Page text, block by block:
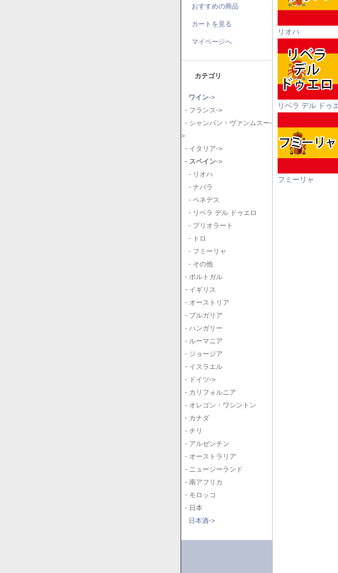
おすすめの商品
カートを見る
マイページへ
カテゴリ
ワイン->
- フランス->
- シャンパン・ヴァンムスー-
>
- イタリア->
- スペイン->
- リオハ
- ナバラ
- ペネデス
- リベラ デル ドゥエロ
- プリオラート
- トロ
- フミーリャ
- その他
- ポルトガル
- イギリス
- オーストリア
- ブルガリア
- ハンガリー
- ルーマニア
- ジョージア
- イスラエル
- ドイツ->
- カリフォルニア
- オレゴン・ワシントン
- カナダ
- チリ
- アルゼンチン
- オーストラリア
- ニュージーランド
- 南アフリカ
- モロッコ
- 日本
日本酒->
リオハ
リベラ デル ドゥ
フミーリャ